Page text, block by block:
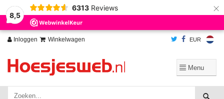
8,5
6313 Reviews ×
Inloggen Winkelwagen EUR
Wij slaan cookies op om onze website te verbeteren. Is dat akkoord?
Ja
Nee